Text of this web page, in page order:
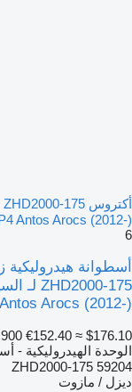
Antos Arocs (2012-)
6
Arocs (2012-)
€152.40 ≈ $176.10
الوحدة الهيدروليكية -
ZHD2000-175 59204
ديزل / مازوت